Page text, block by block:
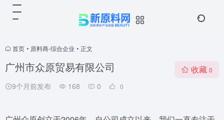
首页 • 原料商-综合企业 • 正文
广州市众原贸易有限公司
9个月前发布 168 0 0
收藏 0